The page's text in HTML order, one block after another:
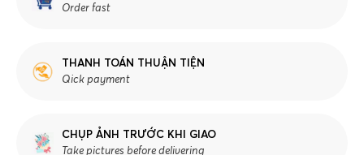
Order fast
THANH TOÁN THUẬN TIỆN
Qick payment
CHỤP ẢNH TRƯỚC KHI GIAO
Take pictures before delivering